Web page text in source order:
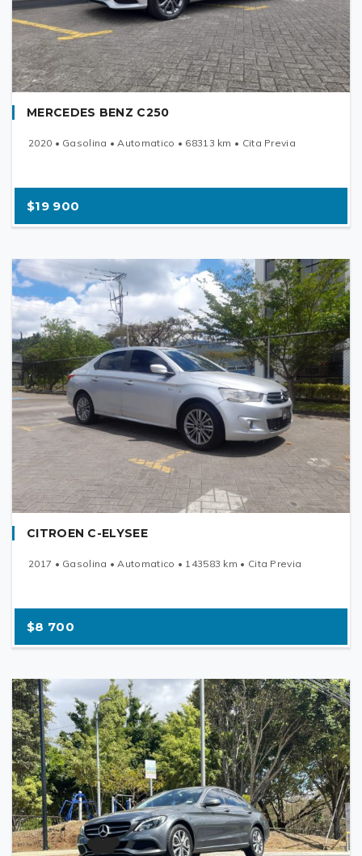
MERCEDES BENZ C250
2020 • Gasolina • Automatico • 68313 km • Cita Previa
$19 900
CITROEN C-ELYSEE
2017 • Gasolina • Automatico • 143583 km • Cita Previa
$8 700